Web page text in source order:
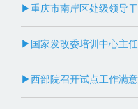
▶重庆市南岸区处级领导
▶国家发改委培训中心主
▶西部院召开试点工作满